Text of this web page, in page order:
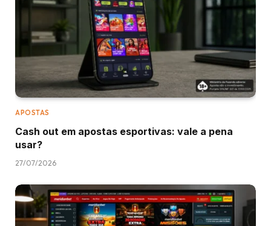
APOSTAS
Cash out em apostas esportivas: vale a pena
usar?
27/07/2026